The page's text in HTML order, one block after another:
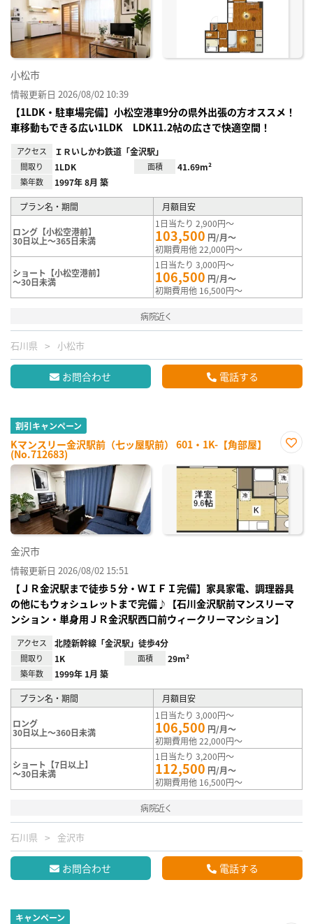
小松市
情報更新日 2026/08/02 10:39
【1LDK・駐車場完備】小松空港車9分の県外出張の方オススメ！
車移動もできる広い1LDK LDK11.2帖の広さで快適空間！
アクセス ＩＲいしかわ鉄道「金沢駅」
間取り 1LDK 面積 41.69m²
築年数 1997年 8月 築
プラン名・期間 月額目安
ロング【小松空港前】
30日以上～365日未満
1日当たり 2,900円～
103,500 円/月～
初期費用他 22,000円～
ショート【小松空港前】
～30日未満
1日当たり 3,000円～
106,500 円/月～
初期費用他 16,500円～
病院近く
石川県 小松市
お問合わせ 電話する
割引キャンペーン
Kマンスリー金沢駅前（七ッ屋駅前） 601・1K-【角部屋】
(No.712683)
に入
り登
録
金沢市
情報更新日 2026/08/02 15:51
【ＪＲ金沢駅まで徒歩５分・ＷＩＦＩ完備】家具家電、調理器具
の他にもウォシュレットまで完備♪【石川金沢駅前マンスリーマ
ンション・単身用ＪＲ金沢駅西口前ウィークリーマンション】
アクセス 北陸新幹線「金沢駅」徒歩4分
間取り 1K 面積 29m²
築年数 1999年 1月 築
プラン名・期間 月額目安
ロング
30日以上～360日未満
1日当たり 3,000円～
106,500 円/月～
初期費用他 22,000円～
ショート【7日以上】
～30日未満
1日当たり 3,200円～
112,500 円/月～
初期費用他 16,500円～
病院近く
石川県 金沢市
お問合わせ 電話する
キャンペーン